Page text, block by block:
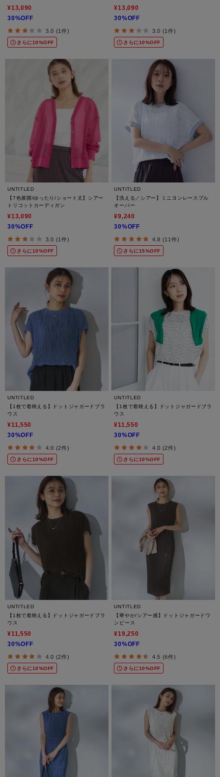
¥13,090
30%OFF
3.0 (1件)
さらに10%OFF
¥13,090
30%OFF
3.0 (1件)
さらに10%OFF
UNTITLED
【7色展開/ゆったり/ショート丈】シアー
トリコットカーディガン
¥13,090
30%OFF
3.0 (1件)
さらに10%OFF
UNTITLED
【洗える／シアー】ミニヨンレースプル
オーバー
¥9,240
30%OFF
4.8 (11件)
さらに15%OFF
UNTITLED
【1枚で着映える】ドットジャガードブラ
ウス
¥11,550
30%OFF
4.0 (2件)
さらに10%OFF
UNTITLED
【1枚で着映える】ドットジャガードブラ
ウス
¥11,550
30%OFF
4.0 (2件)
さらに10%OFF
UNTITLED
【1枚で着映える】ドットジャガードブラ
ウス
¥11,550
30%OFF
4.0 (2件)
さらに10%OFF
UNTITLED
【華やか/シアー感】ドットジャガードワ
ンピース
¥19,250
30%OFF
4.5 (6件)
さらに10%OFF